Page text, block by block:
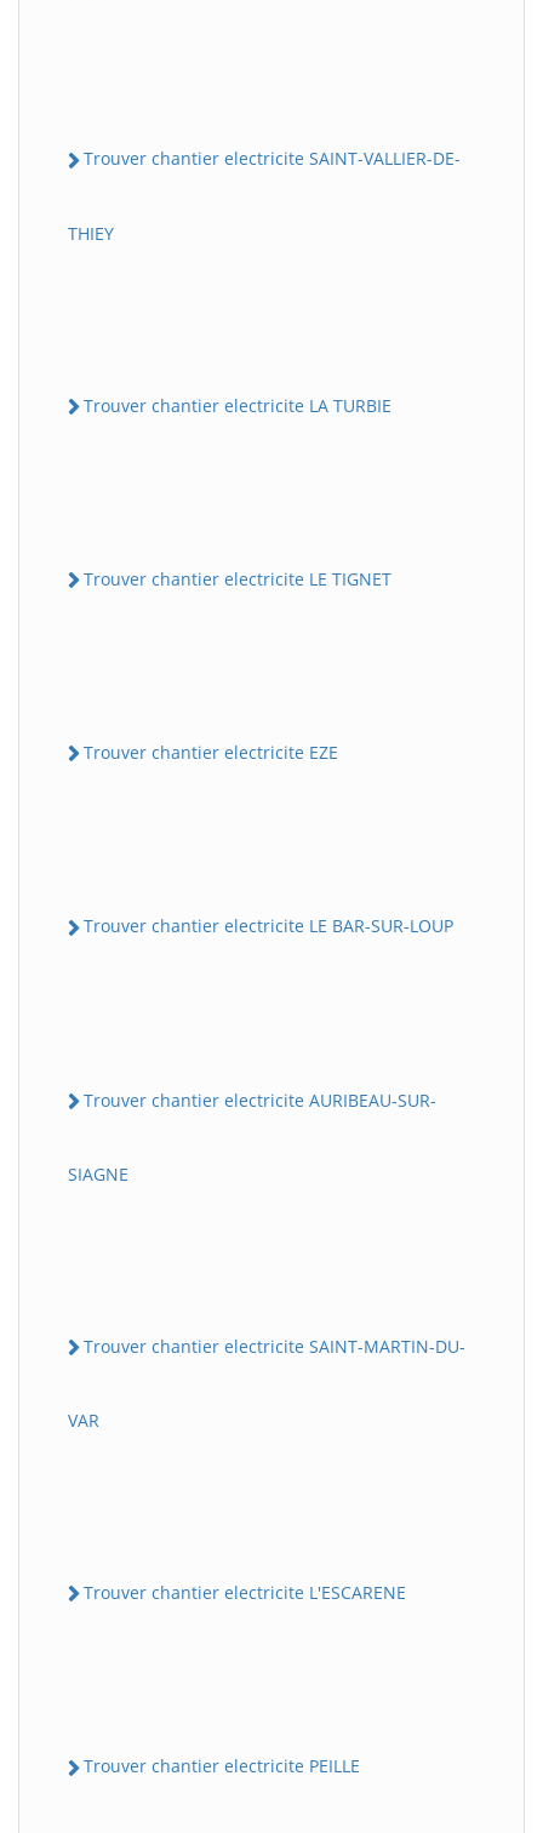
Trouver chantier electricite SAINT-VALLIER-DE-
THIEY
Trouver chantier electricite LA TURBIE
Trouver chantier electricite LE TIGNET
Trouver chantier electricite EZE
Trouver chantier electricite LE BAR-SUR-LOUP
Trouver chantier electricite AURIBEAU-SUR-
SIAGNE
Trouver chantier electricite SAINT-MARTIN-DU-
VAR
Trouver chantier electricite L'ESCARENE
Trouver chantier electricite PEILLE